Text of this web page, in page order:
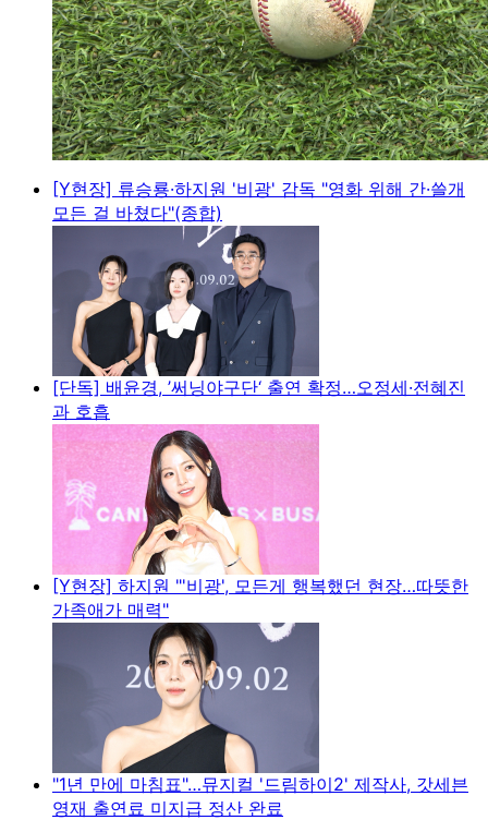
[Y현장] 류승룡·하지원 '비광' 감독 "영화 위해 간·쓸개
모든 걸 바쳤다"(종합)
[단독] 배윤경, ’써닝야구단‘ 출연 확정…오정세·전혜진
과 호흡
[Y현장] 하지원 "'비광', 모든게 행복했던 현장…따뜻한
가족애가 매력"
"1년 만에 마침표"…뮤지컬 '드림하이2' 제작사, 갓세븐
영재 출연료 미지급 정산 완료